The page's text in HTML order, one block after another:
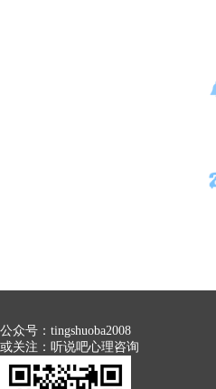
公众号：tingshuoba2008
或关注：听说吧心理咨询